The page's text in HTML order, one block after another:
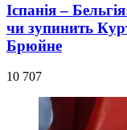
Іспанія –
чи зупинить
Брюйне
10 707